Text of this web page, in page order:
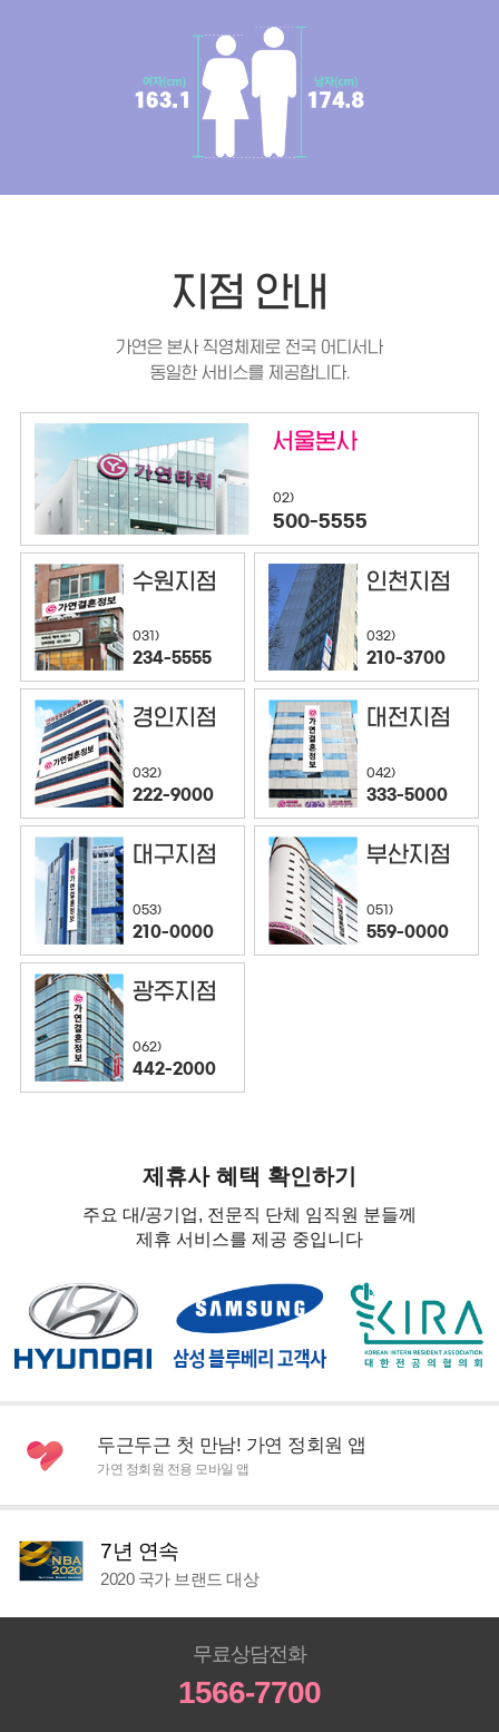
지점 안내
가연은 본사 직영체제로 전국 어디서나
동일한 서비스를 제공합니다.
서울본사
02)
500-5555
수원지점
031)
234-5555
인천지점
032)
210-3700
경인지점
032)
222-9000
대전지점
042)
333-5000
대구지점
053)
210-0000
부산지점
051)
559-0000
광주지점
062)
442-2000
제휴사 혜택 확인하기
주요 대/공기업, 전문직 단체 임직원 분들께
제휴 서비스를 제공 중입니다
두근두근 첫 만남! 가연 정회원 앱
가연 정회원 전용 모바일 앱
7년 연속
2020 국가 브랜드 대상
무료상담전화
1566-7700